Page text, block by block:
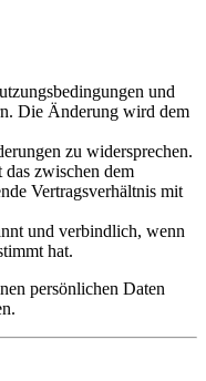
und
Die Änderung wird dem
zu widersprechen.
zwischen dem
Vertragsverhältnis mit
und verbindlich, wenn
hat.
persönlichen Daten